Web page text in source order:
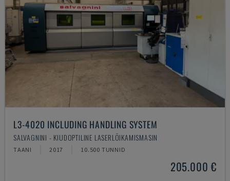
L3-4020 INCLUDING HANDLING SYSTEM
SALVAGNINI - KIUDOPTILINE LASERLÕIKAMISMASIN
TAANI 2017 10.500 TUNNID
205.000 €